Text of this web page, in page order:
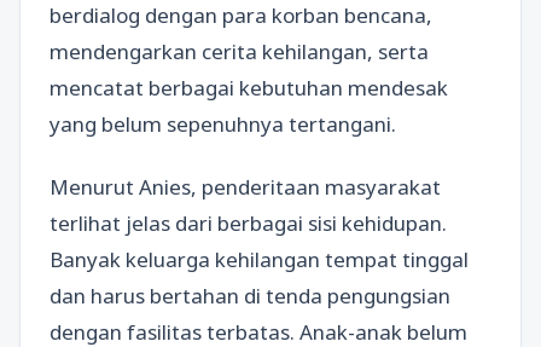
berdialog dengan para korban bencana,
mendengarkan cerita kehilangan, serta
mencatat berbagai kebutuhan mendesak
yang belum sepenuhnya tertangani.
Menurut Anies, penderitaan masyarakat
terlihat jelas dari berbagai sisi kehidupan.
Banyak keluarga kehilangan tempat tinggal
dan harus bertahan di tenda pengungsian
dengan fasilitas terbatas. Anak-anak belum